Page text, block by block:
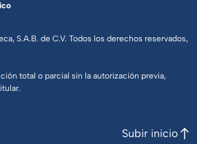
S.A.B. de C.V. Todos los derechos reservados,
total o parcial sin la autorización previa,
Subir inicio